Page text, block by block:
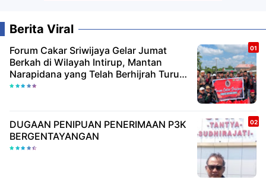
Berita Viral
Forum Cakar Sriwijaya Gelar Jumat
Berkah di Wilayah Intirup, Mantan
Narapidana yang Telah Berhijrah Turut
Berbagi Kebaikan
DUGAAN PENIPUAN PENERIMAAN P3K
BERGENTAYANGAN